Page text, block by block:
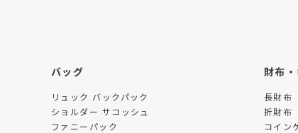
バッグ
リュック バックパック
ショルダー サコッシュ
ファニーパック
財布
長財布
折財布
コイン